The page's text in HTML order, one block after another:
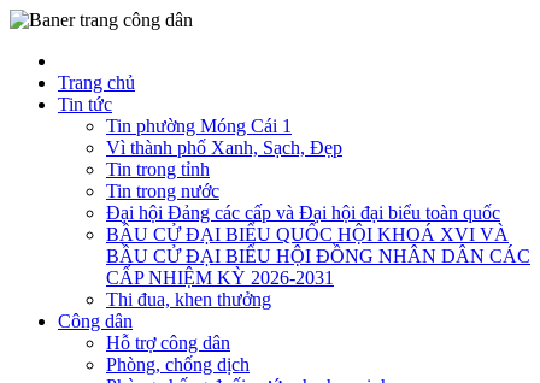
Trang chủ
Tin tức
Tin phường Móng Cái 1
Vì thành phố Xanh, Sạch, Đẹp
Tin trong tỉnh
Tin trong nước
Đại hội Đảng các cấp và Đại hội đại biểu toàn quốc
BẦU CỬ ĐẠI BIỂU QUỐC HỘI KHOÁ XVI VÀ
BẦU CỬ ĐẠI BIỂU HỘI ĐỒNG NHÂN DÂN CÁC
CẤP NHIỆM KỲ 2026-2031
Thi đua, khen thưởng
Công dân
Hỗ trợ công dân
Phòng, chống dịch